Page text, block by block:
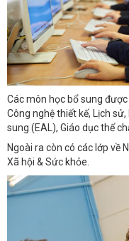
Các môn học bổ sung
Công nghệ thiết kế, Lịch
sung (EAL), Giáo dục thể
Ngoài ra còn có các lớp về
Xã hội & Sức khỏe.